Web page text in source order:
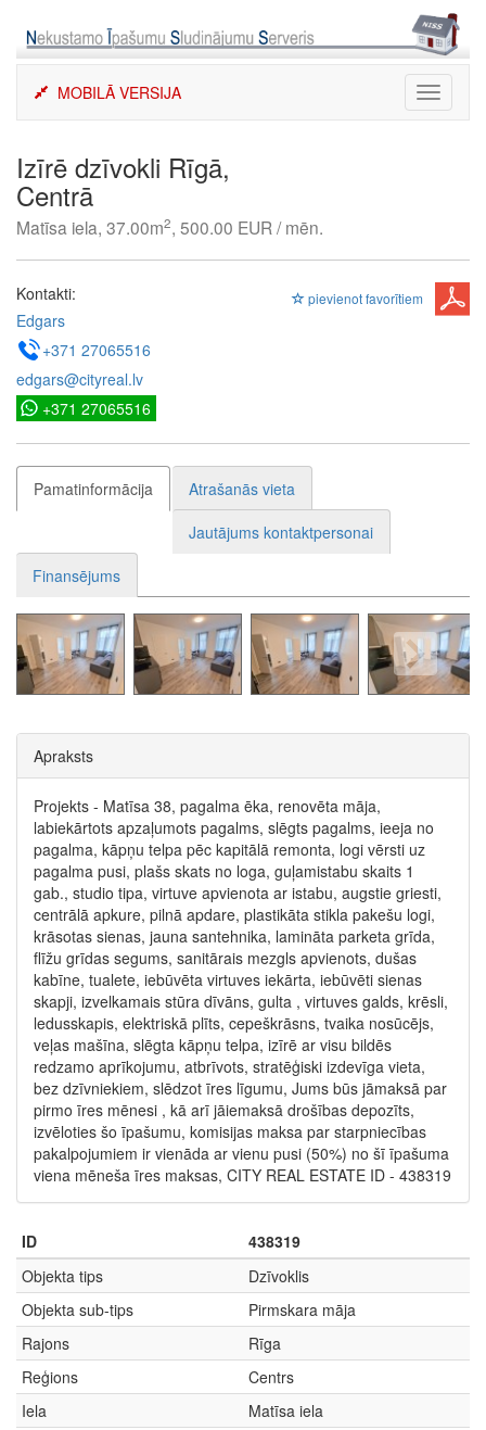
content
Toggle
MOBILĀ VERSIJA
Izīrē dzīvokli Rīgā,
Centrā
Matīsa iela, 37.00m2, 500.00 EUR / mēn.
pievienot favorītiem
Kontakti:
Edgars
+371 27065516
edgars@cityreal.lv
+371 27065516
Pamatinformācija
Atrašanās vieta
Jautājums kontaktpersonai
Finansējums
Apraksts
Projekts - Matīsa 38, pagalma ēka, renovēta māja,
labiekārtots apzaļumots pagalms, slēgts pagalms, ieeja no
pagalma, kāpņu telpa pēc kapitālā remonta, logi vērsti uz
pagalma pusi, plašs skats no loga, guļamistabu skaits 1
gab., studio tipa, virtuve apvienota ar istabu, augstie griesti,
centrālā apkure, pilnā apdare, plastikāta stikla pakešu logi,
krāsotas sienas, jauna santehnika, lamināta parketa grīda,
flīžu grīdas segums, sanitārais mezgls apvienots, dušas
kabīne, tualete, iebūvēta virtuves iekārta, iebūvēti sienas
skapji, izvelkamais stūra dīvāns, gulta , virtuves galds, krēsli,
ledusskapis, elektriskā plīts, cepeškrāsns, tvaika nosūcējs,
veļas mašīna, slēgta kāpņu telpa, izīrē ar visu bildēs
redzamo aprīkojumu, atbrīvots, stratēģiski izdevīga vieta,
bez dzīvniekiem, slēdzot īres līgumu, Jums būs jāmaksā par
pirmo īres mēnesi , kā arī jāiemaksā drošības depozīts,
izvēloties šo īpašumu, komisijas maksa par starpniecības
pakalpojumiem ir vienāda ar vienu pusi (50%) no šī īpašuma
viena mēneša īres maksas, CITY REAL ESTATE ID - 438319
ID
438319
Objekta tips
Dzīvoklis
Objekta sub-tips
Pirmskara māja
Rajons
Rīga
Reģions
Centrs
Iela
Matīsa iela